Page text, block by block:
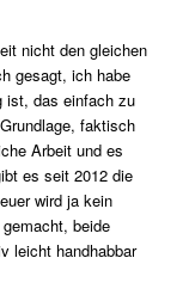
nicht den gleichen
gesagt, ich habe
ist, das einfach zu
faktisch
Arbeit und es
es seit 2012 die
wird ja kein
beide
leicht handhabbar